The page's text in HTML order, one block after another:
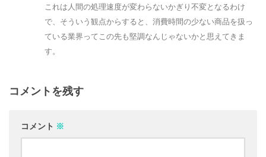
これは人間の処理速度が変わらないかぎり不変となるわけ
で、そういう観点からすると、消費時間の少ない商品を扱っ
ている業界ってこの先も堅調なんじゃないかと思えてきま
す。
コメントを残す
コメント ※